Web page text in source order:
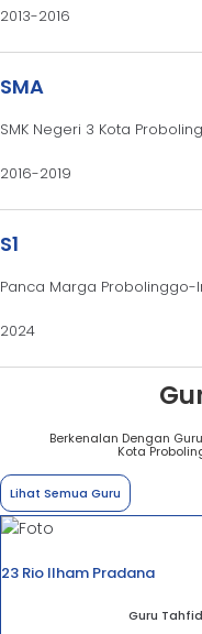
2013-2016
SMA
SMK Negeri 3 Kota
2016-2019
S1
Panca Marga Probolinggo-
2024
Berkenalan Dengan
Kota
Lihat Semua Guru
23 Rio Ilham Pradana
Guru